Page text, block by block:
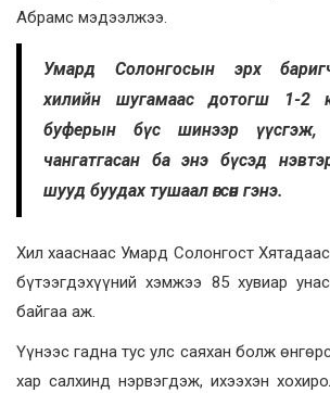
Абрамс мэдээлжээ.
Умард Солонгосын эрх
хилийн шугамаас дотогш 1-2
буферын бүс шинээр үүсгэж,
чангатгасан ба энэ бүсэд
шууд буудах тушаал өгсөн гэнэ.
Хил хааснаас Умард Солонгост
бүтээгдэхүүний хэмжээ 85 хувиар
байгаа аж.
Үүнээс гадна тус улс саяхан болж
хар салхинд нэрвэгдэж, ихээхэн